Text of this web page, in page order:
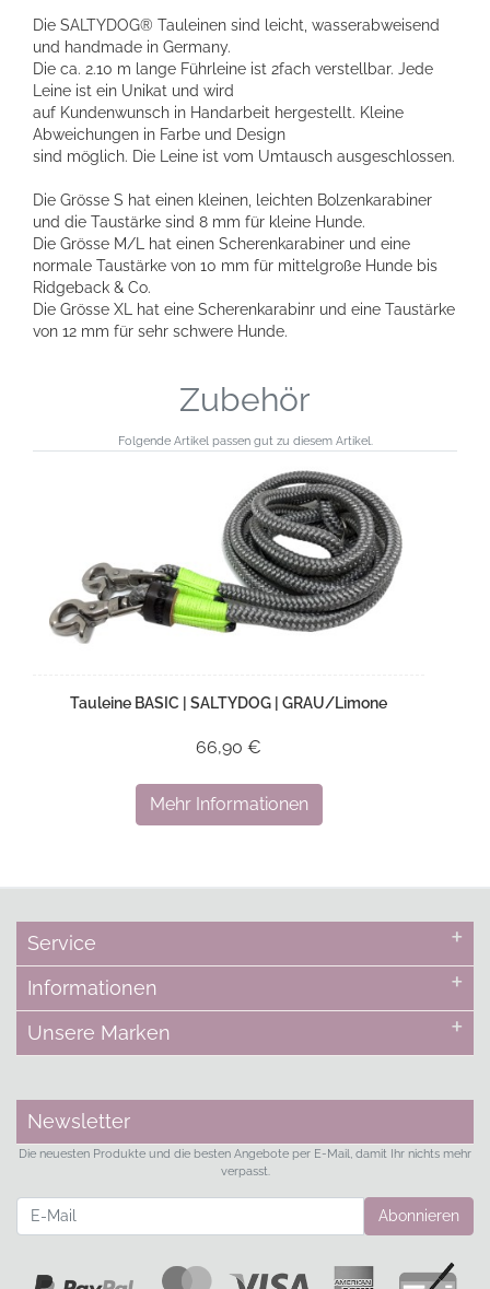
Die SALTYDOG® Tauleinen sind leicht, wasserabweisend
und handmade in Germany.
Die ca. 2.10 m lange Führleine ist 2fach verstellbar. Jede
Leine ist ein Unikat und wird
auf Kundenwunsch in Handarbeit hergestellt. Kleine
Abweichungen in Farbe und Design
sind möglich. Die Leine ist vom Umtausch ausgeschlossen.
Die Grösse S hat einen kleinen, leichten Bolzenkarabiner
und die Taustärke sind 8 mm für kleine Hunde.
Die Grösse M/L hat einen Scherenkarabiner und eine
normale Taustärke von 10 mm für mittelgroße Hunde bis
Ridgeback & Co.
Die Grösse XL hat eine Scherenkarabinr und eine Taustärke
von 12 mm für sehr schwere Hunde.
Zubehör
Folgende Artikel passen gut zu diesem Artikel.
Tauleine BASIC | SALTYDOG | GRAU/Limone
66,90 €
Mehr Informationen
Service
Informationen
Unsere Marken
Newsletter
Die neuesten Produkte und die besten Angebote per E-Mail, damit Ihr nichts mehr
verpasst.
Abonnieren